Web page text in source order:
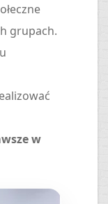
grupach.
w